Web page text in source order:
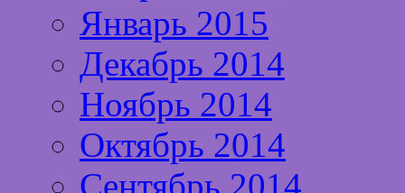
Январь 2015
Декабрь 2014
Ноябрь 2014
Октябрь 2014